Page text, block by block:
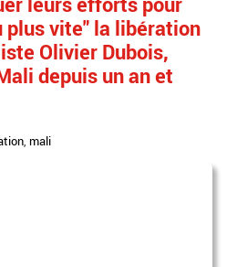
plus vite" la libération
Olivier Dubois,
depuis un an et
,mali